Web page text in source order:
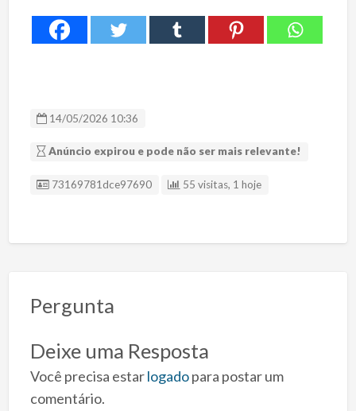
14/05/2026 10:36
Anúncio expirou e pode não ser mais relevante!
ID Anúncio
73169781dce97690 55 visitas, 1 hoje
Pergunta
Deixe uma Resposta
Você precisa estarlogadopara postar um
comentário.